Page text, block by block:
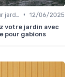
• 12/06/2025
votre jardin avec
pour gabions